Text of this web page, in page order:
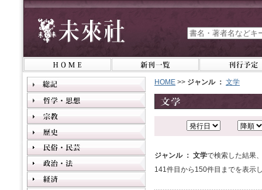
HOME >> ジャンル ： 文学
ジャンル ： 文学で検索した結果
141件目から150件目までを表示